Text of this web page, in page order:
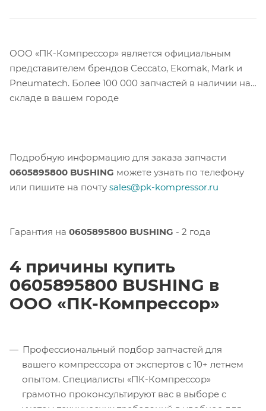
ООО «ПК-Компрессор» является официальным
представителем брендов Ceccato, Ekomak, Mark и
Pneumatech. Более 100 000 запчастей в наличии на
складе в вашем городе
Подробную информацию для заказа запчасти
0605895800 BUSHING можете узнать по телефону
или пишите на почту sales@pk-kompressor.ru
Гарантия на 0605895800 BUSHING - 2 года
4 причины купить
0605895800 BUSHING в
ООО «ПК-Компрессор»
Профессиональный подбор запчастей для
вашего компрессора от экспертов с 10+ летнем
опытом. Специалисты «ПК-Компрессор»
грамотно проконсультируют вас в выборе с